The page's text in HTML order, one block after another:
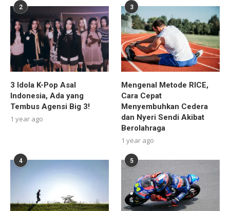
2
3 Idola K-Pop Asal
Indonesia, Ada yang
Tembus Agensi Big 3!
1 year ago
3
Mengenal Metode RICE,
Cara Cepat
Menyembuhkan Cedera
dan Nyeri Sendi Akibat
Berolahraga
1 year ago
4 5